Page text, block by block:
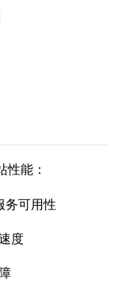
性能：
务可用性
度